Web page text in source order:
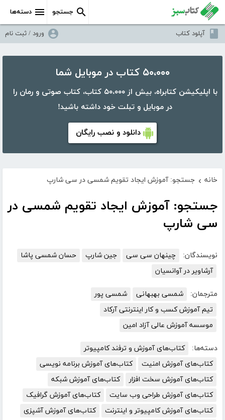
دسته‌ها جستجو
آپلود کتاب ورود / ثبت نام
۵۰،۰۰۰ کتاب در موبایل شما
با اپلیکیشن کتابراه، بیش از ۵۰،۰۰۰ کتاب، کتاب صوتی و رمان را
در موبایل و تبلت خود داشته باشید!
دانلود و نصب رایگان
خانه › جستجو: آموزش ایجاد تقویم شمسی در سی شارپ
جستجو: آموزش ایجاد تقویم شمسی در
سی شارپ
نویسندگان: چینهان سی سی جین شارپ
حسان شمسی پاشا
آرشاویر در آوانسیان
مترجمان: شمسی بهبهانی
شمسی پور
تیم آموزش کسب و کار اینترنتی آرکاد
موسسه آموزش عالی آزاد امین
دسته‌ها:
کتاب‌های آموزش و ترفند کامپیوتر
کتاب‌های آموزش امنیت
کتاب‌های آموزش برنامه نویسی
کتاب‌های آموزش سخت افزار
کتاب‌های آموزش شبکه
کتاب‌های آموزش طراحی وب سایت
کتاب‌های آموزش گرافیک
کتاب‌های آموزش کامپیوتر و اینترنت
کتاب‌های آموزش آشپزی